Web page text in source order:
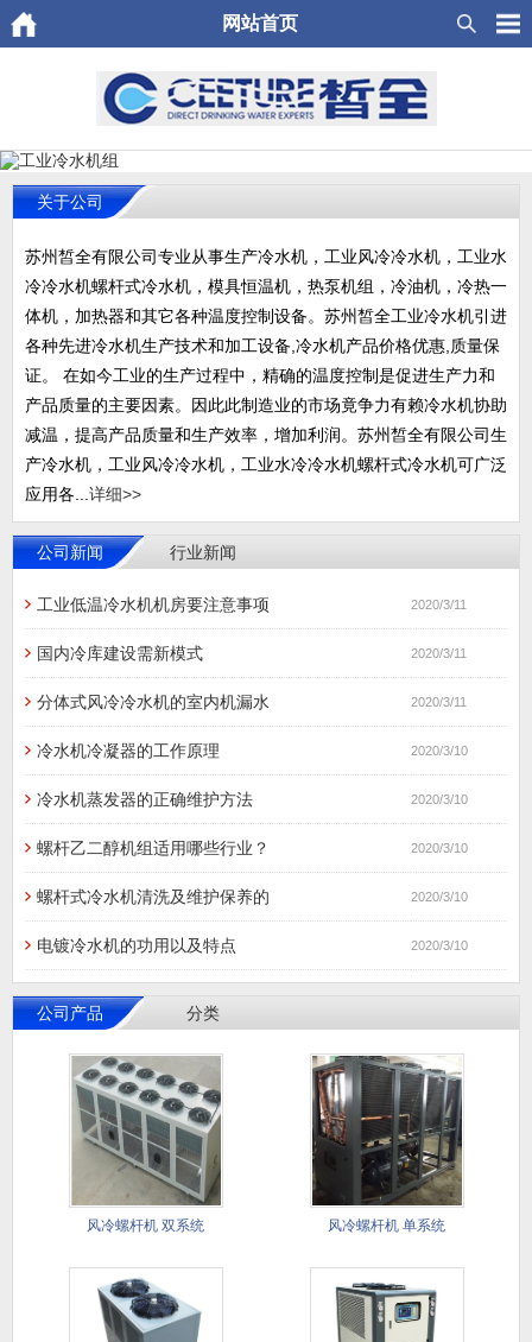
网站首页
关于公司
苏州皙全有限公司专业从事生产冷水机，工业风冷冷水机，工业水
冷冷水机螺杆式冷水机，模具恒温机，热泵机组，冷油机，冷热一
体机，加热器和其它各种温度控制设备。苏州皙全工业冷水机引进
各种先进冷水机生产技术和加工设备,冷水机产品价格优惠,质量保
证。 在如今工业的生产过程中，精确的温度控制是促进生产力和
产品质量的主要因素。因此此制造业的市场竟争力有赖冷水机协助
减温，提高产品质量和生产效率，增加利润。苏州皙全有限公司生
产冷水机，工业风冷冷水机，工业水冷冷水机螺杆式冷水机可广泛
应用各... 详细>>
公司新闻 行业新闻
工业低温冷水机机房要注意事项 2020/3/11
国内冷库建设需新模式 2020/3/11
分体式风冷冷水机的室内机漏水 2020/3/11
冷水机冷凝器的工作原理 2020/3/10
冷水机蒸发器的正确维护方法 2020/3/10
螺杆乙二醇机组适用哪些行业？ 2020/3/10
螺杆式冷水机清洗及维护保养的 2020/3/10
电镀冷水机的功用以及特点 2020/3/10
公司产品 分类
风冷螺杆机 双系统 风冷螺杆机 单系统